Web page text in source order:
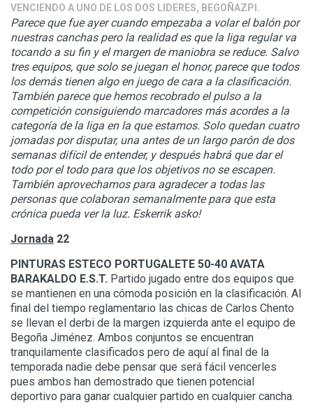
VENCIENDO A UNO DE LOS DOS LIDERES, BEGOÑAZPI.
Parece que fue ayer cuando empezaba a volar el balón por
nuestras canchas pero la realidad es que la liga regular va
tocando a su fin y el margen de maniobra se reduce. Salvo
tres equipos, que solo se juegan el honor, parece que todos
los demás tienen algo en juego de cara a la clasificación.
También parece que hemos recobrado el pulso a la
competición consiguiendo marcadores más acordes a la
categoría de la liga en la que estamos. Solo quedan cuatro
jornadas por disputar, una antes de un largo parón de dos
semanas difícil de entender, y después habrá que dar el
todo por el todo para que los objetivos no se escapen.
También aprovechamos para agradecer a todas las
personas que colaboran semanalmente para que esta
crónica pueda ver la luz. Eskerrik asko!
Jornada 22
PINTURAS ESTECO PORTUGALETE 50-40 AVATA
BARAKALDO E.S.T. Partido jugado entre dos equipos que
se mantienen en una cómoda posición en la clasificación. Al
final del tiempo reglamentario las chicas de Carlos Chento
se llevan el derbi de la margen izquierda ante el equipo de
Begoña Jiménez. Ambos conjuntos se encuentran
tranquilamente clasificados pero de aquí al final de la
temporada nadie debe pensar que será fácil vencerles
pues ambos han demostrado que tienen potencial
deportivo para ganar cualquier partido en cualquier cancha.